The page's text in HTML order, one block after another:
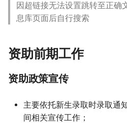
学费缓交
临时困难补助
因超链接无法设置跳转至正确
息库页面后自行搜索
资助前期工作
资助政策宣传
主要依托新生录取时录取通
间相关宣传工作；